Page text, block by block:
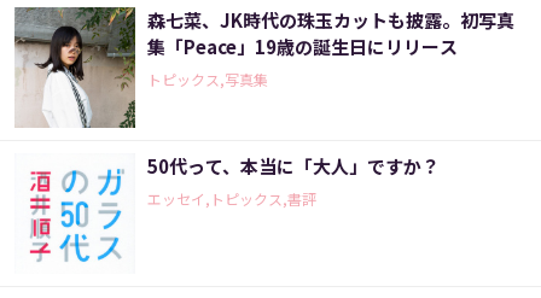
森七菜、JK時代の珠玉カットも披露。初写真
集「Peace」19歳の誕生日にリリース
トピックス,写真集
50代って、本当に「大人」ですか？
エッセイ,トピックス,書評